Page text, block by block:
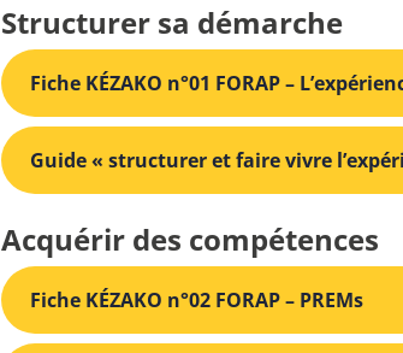
Structurer sa démarche
Fiche KÉZAKO n°01 FORAP –
Guide « structurer et faire vivre
Acquérir des compétences
Fiche KÉZAKO n°02 FORAP – PREMs